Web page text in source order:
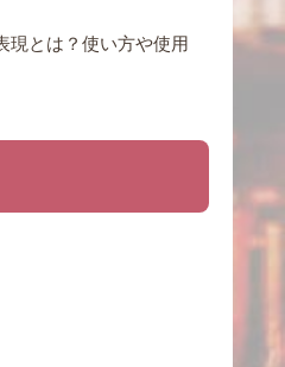
現とは？使い方や使用